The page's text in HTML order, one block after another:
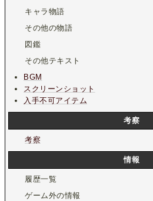
キャラ物語
その他の物語
図鑑
その他テキスト
BGM
スクリーンショット
入手不可アイテム
考察
考察
情報
履歴一覧
ゲーム外の情報